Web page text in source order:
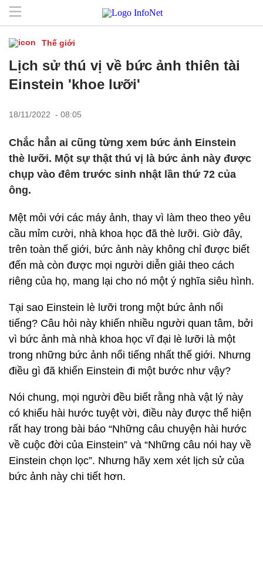
Thế giới
Lịch sử thú vị về bức ảnh thiên tài
Einstein 'khoe lưỡi'
18/11/2022 - 08:05
Chắc hẳn ai cũng từng xem bức ảnh Einstein
thè lưỡi. Một sự thật thú vị là bức ảnh này được
chụp vào đêm trước sinh nhật lần thứ 72 của
ông.
Mệt mỏi với các máy ảnh, thay vì làm theo theo yêu
cầu mỉm cười, nhà khoa học đã thè lưỡi. Giờ đây,
trên toàn thế giới, bức ảnh này không chỉ được biết
đến mà còn được mọi người diễn giải theo cách
riêng của họ, mang lại cho nó một ý nghĩa siêu hình.
Tại sao Einstein lè lưỡi trong một bức ảnh nổi
tiếng? Câu hỏi này khiến nhiều người quan tâm, bởi
vì bức ảnh mà nhà khoa học vĩ đại lè lưỡi là một
trong những bức ảnh nổi tiếng nhất thế giới. Nhưng
điều gì đã khiến Einstein đi một bước như vậy?
Nói chung, mọi người đều biết rằng nhà vật lý này
có khiếu hài hước tuyệt vời, điều này được thể hiện
rất hay trong bài báo “Những câu chuyện hài hước
về cuộc đời của Einstein” và “Những câu nói hay về
Einstein chọn lọc”. Nhưng hãy xem xét lịch sử của
bức ảnh này chi tiết hơn.